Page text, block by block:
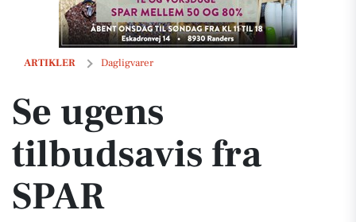
ARTIKLER Dagligvarer
Se ugens tilbudsavis fra SPAR
Se ugens
tilbudsavis fra
SPAR